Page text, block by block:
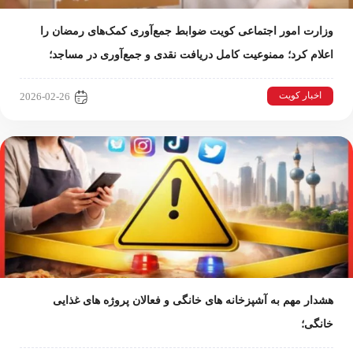
وزارت امور اجتماعی کویت ضوابط جمع‌آوری کمک‌های رمضان را
اعلام کرد؛ ممنوعیت کامل دریافت نقدی و جمع‌آوری در مساجد؛
اخبار کویت 2026-02-26
هشدار مهم به آشپزخانه های خانگی و فعالان پروژه های غذایی
خانگی؛